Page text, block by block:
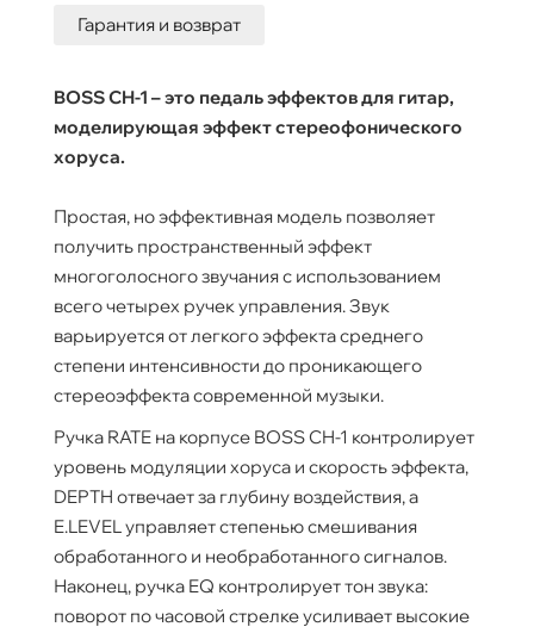
Гарантия и возврат
BOSS CH-1 – это педаль эффектов для гитар,
моделирующая эффект стереофонического
хоруса.
Простая, но эффективная модель позволяет
получить пространственный эффект
многоголосного звучания с использованием
всего четырех ручек управления. Звук
варьируется от легкого эффекта среднего
степени интенсивности до проникающего
стереоэффекта современной музыки.
Ручка RATE на корпусе BOSS CH-1 контролирует
уровень модуляции хоруса и скорость эффекта,
DEPTH отвечает за глубину воздействия, а
E.LEVEL управляет степенью смешивания
обработанного и необработанного сигналов.
Наконец, ручка EQ контролирует тон звука:
поворот по часовой стрелке усиливает высокие